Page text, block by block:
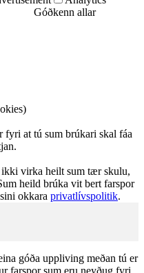
Góðkenn allar
fyri at tú sum brúkari skal fáa
virka heilt sum tær skulu,
heild brúka vit bert farspor
okkara privatlívspolitik.
góða uppliving meðan tú er
farspor sum eru neyðug fyri